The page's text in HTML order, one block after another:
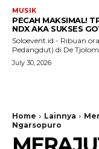
MUSIK
PECAH MAKSIMAL!
NDX AKA SUKSES
Soloevent.id - Ribuan
Pedangdut) di De
July 30, 2026